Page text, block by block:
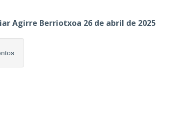
Agirre Berriotxoa 26 de abril de 2025